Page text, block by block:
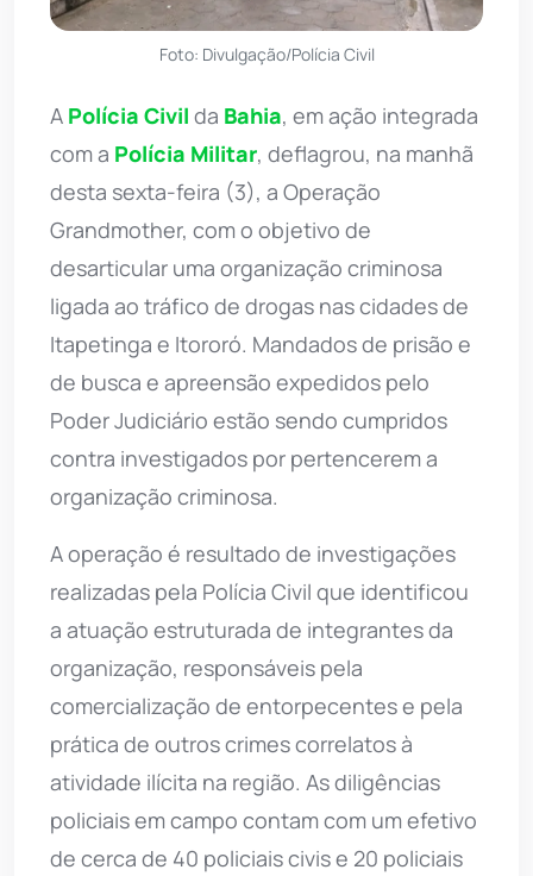
Foto: Divulgação/Polícia Civil
A Polícia Civil da Bahia, em ação integrada
com a Polícia Militar, deflagrou, na manhã
desta sexta-feira (3), a Operação
Grandmother, com o objetivo de
desarticular uma organização criminosa
ligada ao tráfico de drogas nas cidades de
Itapetinga e Itororó. Mandados de prisão e
de busca e apreensão expedidos pelo
Poder Judiciário estão sendo cumpridos
contra investigados por pertencerem a
organização criminosa.
A operação é resultado de investigações
realizadas pela Polícia Civil que identificou
a atuação estruturada de integrantes da
organização, responsáveis pela
comercialização de entorpecentes e pela
prática de outros crimes correlatos à
atividade ilícita na região. As diligências
policiais em campo contam com um efetivo
de cerca de 40 policiais civis e 20 policiais